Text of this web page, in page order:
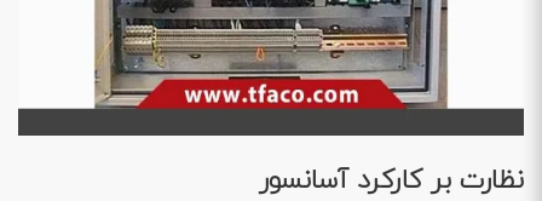
نظارت بر کارکرد آسانسور